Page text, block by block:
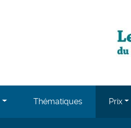
Thématiques Prix